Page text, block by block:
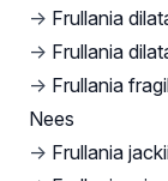
→ Frullania
→ Frullania
→ Frullania
Nees
→ Frullania